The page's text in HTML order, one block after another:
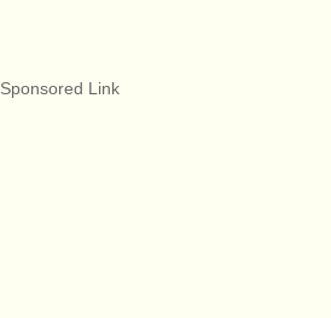
Sponsored Link